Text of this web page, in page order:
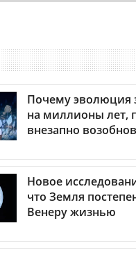
Почему эволюция
на миллионы лет,
внезапно
Новое
что Земля
Венеру жизнью